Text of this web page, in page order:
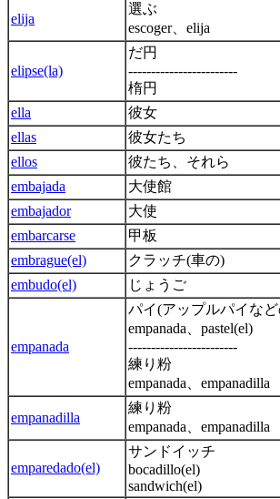
elija
選ぶ
escoger、elija
elipse(la)
だ円
------------------------
楕円
ella
彼女
ellas
彼女たち
ellos
彼たち、それら
embajada
大使館
embajador
大使
embarcarse
甲板
embrague(el)
クラッチ(車の)
embudo(el)
じょうご
empanada
パイ(アップルパイな
empanada、pastel(el)
------------------------
練り粉
empanada、empanadilla
empanadilla
練り粉
empanada、empanadilla
emparedado(el)
サンドイッチ
bocadillo(el)
sandwich(el)